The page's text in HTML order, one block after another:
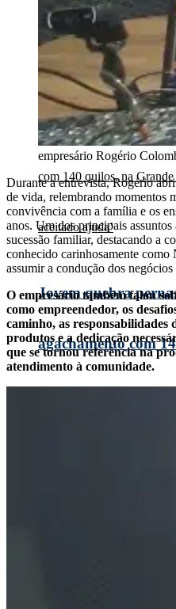
Missal cumpre com
contas durante
Jovem quebra
agachamento com
empresário Rogério
Durante a entrevista, Rogério
de vida, relembrando momentos
convivência com a família e os
anos. Um dos principais
sucessão familiar, destacando a
conhecido carinhosamente como
assumir a condução dos
O empresário também falou
como empreendedor, os
caminho, as responsabilidades
produtos e a dedicação
que se tornou referência na
atendimento à comunidade.